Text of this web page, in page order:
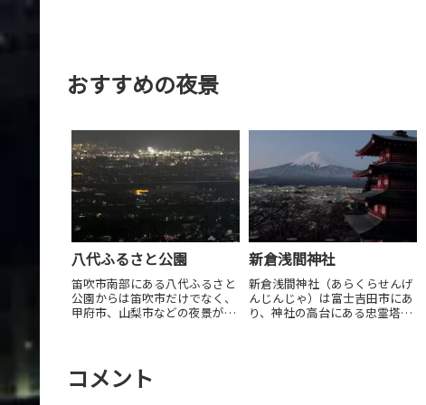
おすすめの夜景
八代ふるさと公園
笛吹市南部にある八代ふるさと
公園からは笛吹市だけでなく、
甲府市、山梨市などの夜景が見
れた岡銚子塚古墳の上からｈ視
界の広...
新倉浅間神社
新倉浅間神社（あらくらせんげ
んじんじゃ）は富士吉田市にあ
り、神社の高台にある忠霊塔の
コメント